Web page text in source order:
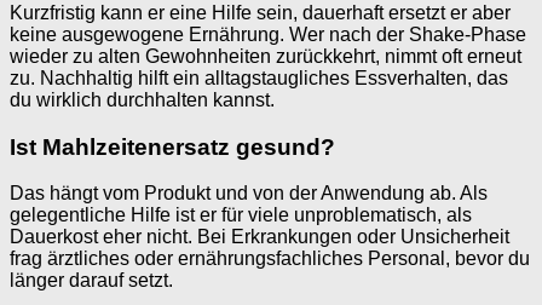
Kurzfristig kann er eine Hilfe sein, dauerhaft ersetzt er aber
keine ausgewogene Ernährung. Wer nach der Shake-Phase
wieder zu alten Gewohnheiten zurückkehrt, nimmt oft erneut
zu. Nachhaltig hilft ein alltagstaugliches Essverhalten, das
du wirklich durchhalten kannst.
Ist Mahlzeitenersatz gesund?
Das hängt vom Produkt und von der Anwendung ab. Als
gelegentliche Hilfe ist er für viele unproblematisch, als
Dauerkost eher nicht. Bei Erkrankungen oder Unsicherheit
frag ärztliches oder ernährungsfachliches Personal, bevor du
länger darauf setzt.